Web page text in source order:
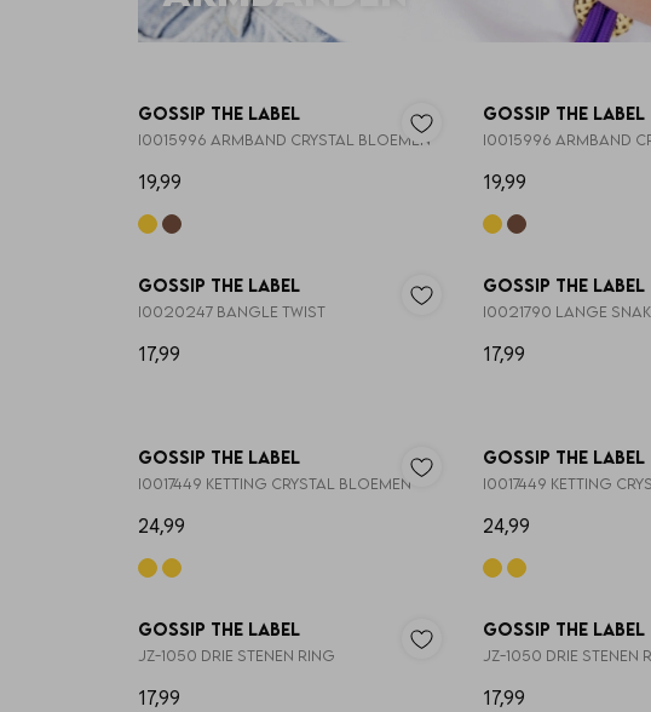
Gossip the Label
I0015996 ARMBAND CRYSTAL BLOEMEN
19,99
Gossip the Label
I0015996 ARMBAND
19,99
Gossip the Label
I0020247 BANGLE TWIST
17,99
Gossip the Label
17,99
Gossip the Label
I0017449 KETTING CRYSTAL BLOEMEN
24,99
Gossip the Label
I0017449 KETTING
24,99
Gossip the Label
JZ-1050 DRIE STENEN RING
17,99
Gossip the Label
JZ-1050 DRIE STENEN
17,99